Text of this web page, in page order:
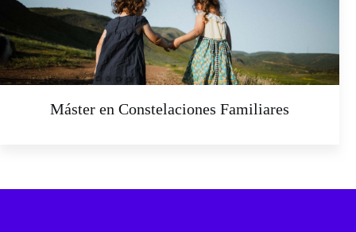
Máster en Constelaciones Familiares